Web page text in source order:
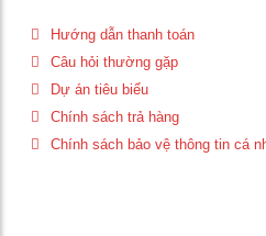
Hướng dẫn thanh toán
Câu hỏi thường gặp
Dự án tiêu biểu
Chính sách trả hàng
Chính sách bảo vệ thông tin cá